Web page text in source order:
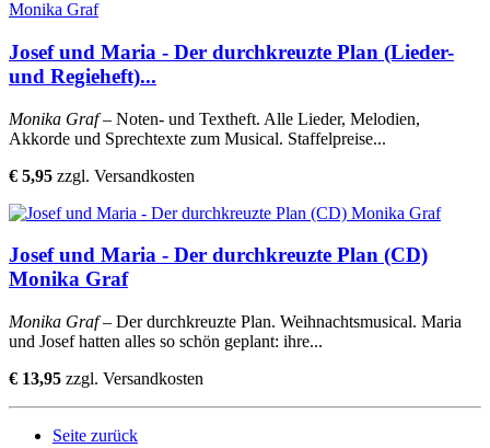
Josef und Maria - Der durchkreuzte Plan (Lieder-
und Regieheft)...
Monika Graf– Noten- und Textheft. Alle Lieder, Melodien,
Akkorde und Sprechtexte zum Musical. Staffelpreise...
€ 5,95 zzgl. Versandkosten
Josef und Maria - Der durchkreuzte Plan (CD)
Monika Graf
Monika Graf– Der durchkreuzte Plan. Weihnachtsmusical. Maria
und Josef hatten alles so schön geplant: ihre...
€ 13,95 zzgl. Versandkosten
Seite zurück